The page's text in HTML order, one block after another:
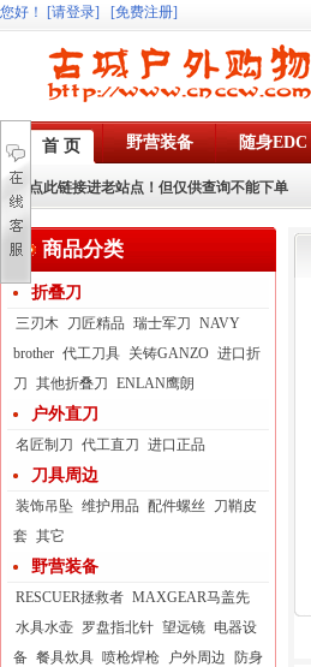
您好 ！ [请登录] [免费注册]
首 页 野营装备 随身EDC
点此链接进老站点！但仅供查询不能下单
商品分类
折叠刀
三刃木 刀匠精品 瑞士军刀 NAVY
brother 代工刀具 关铸GANZO 进口折
刀 其他折叠刀 ENLAN鹰朗
户外直刀
名匠制刀 代工直刀 进口正品
刀具周边
装饰吊坠 维护用品 配件螺丝
刀鞘皮
套 其它
野营装备
RESCUER拯救者 MAXGEAR马盖先
水具水壶 罗盘指北针 望远镜 电器设
备 餐具炊具 喷枪焊枪 户外周边
防身